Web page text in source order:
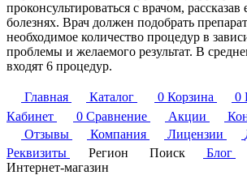
проконсультироваться с врачом,
болезнях. Врач должен подобрать
необходимое количество процедур в
проблемы и желаемого результат. В
входят 6 процедур.
Главная Каталог 0 Корзина 0
Кабинет
0 Сравнение Акции
Отзывы
Компания Лицензии
Реквизиты
Регион Поиск Блог
Интернет-магазин